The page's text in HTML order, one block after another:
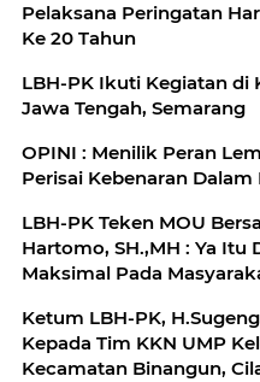
Pelaksana Peringatan
Ke 20 Tahun
LBH-PK Ikuti Kegiatan
Jawa Tengah, Semarang
OPINI : Menilik Peran
Perisai Kebenaran
LBH-PK Teken MOU
Hartomo, SH.,MH : Ya Itu
Maksimal Pada
Ketum LBH-PK,
Kepada Tim KKN UMP
Kecamatan Binangun,